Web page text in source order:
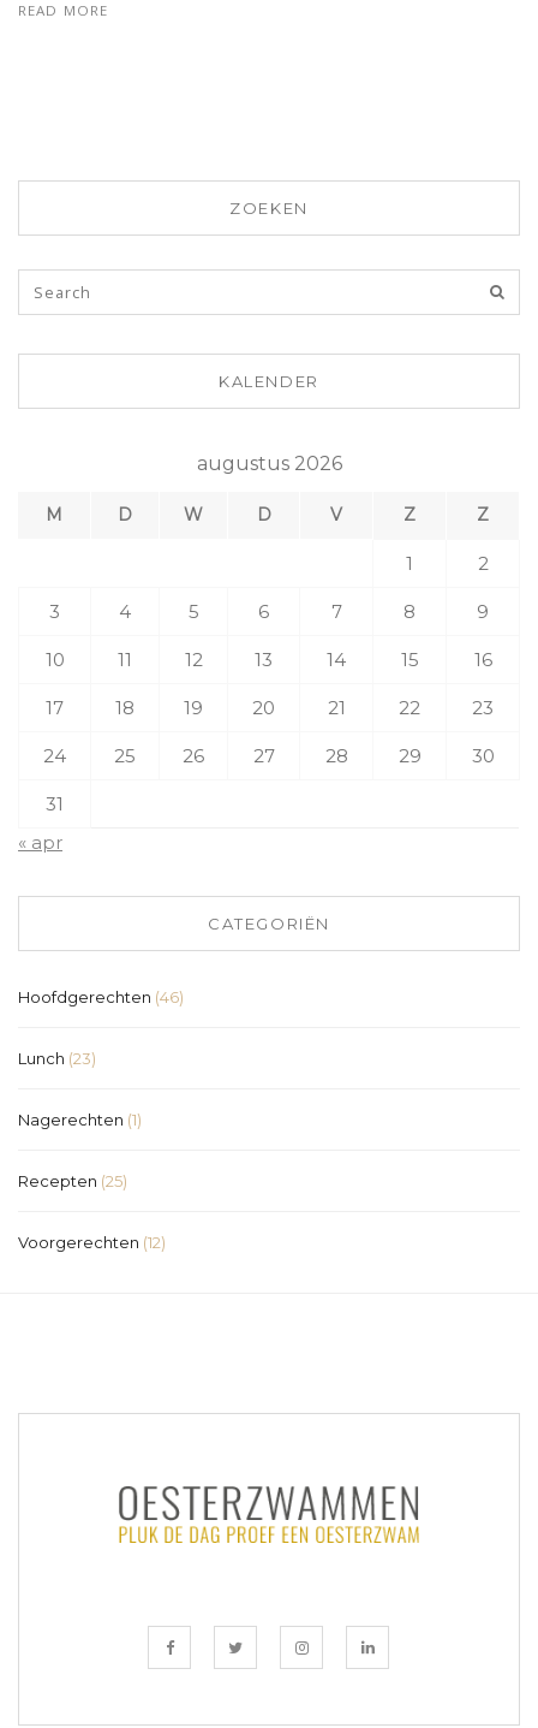
READ MORE
ZOEKEN
KALENDER
augustus 2026
M D W D V Z Z
1 2
3 4 5 6 7 8 9
10 11 12 13 14 15 16
17 18 19 20 21 22 23
24 25 26 27 28 29 30
31
« apr
CATEGORIËN
Hoofdgerechten (46)
Lunch (23)
Nagerechten (1)
Recepten (25)
Voorgerechten (12)